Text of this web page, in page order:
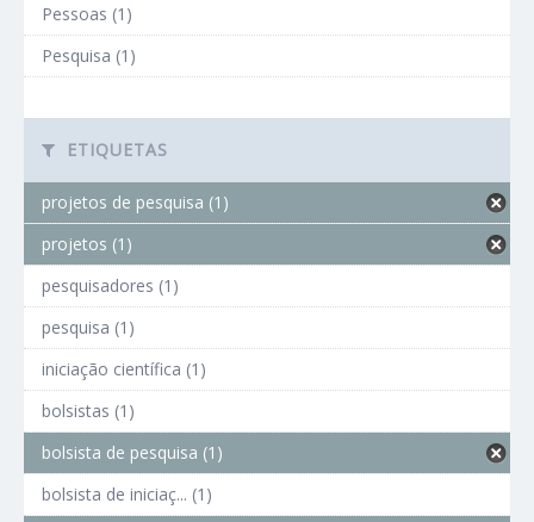
Pessoas (1)
Pesquisa (1)
ETIQUETAS
projetos de pesquisa (1)
projetos (1)
pesquisadores (1)
pesquisa (1)
iniciação científica (1)
bolsistas (1)
bolsista de pesquisa (1)
bolsista de iniciaç... (1)